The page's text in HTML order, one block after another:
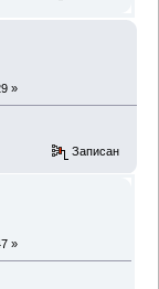
»
Записан
»